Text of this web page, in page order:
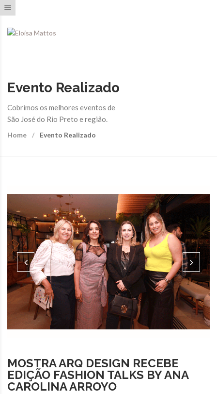
Evento Realizado
Cobrimos os melhores eventos de
São José do Rio Preto e região.
Home Evento Realizado
MOSTRA ARQ DESIGN RECEBE
EDIÇÃO FASHION TALKS BY ANA
CAROLINA ARROYO